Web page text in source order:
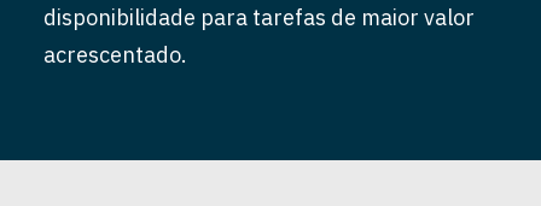
disponibilidade para tarefas de maior valor
acrescentado.